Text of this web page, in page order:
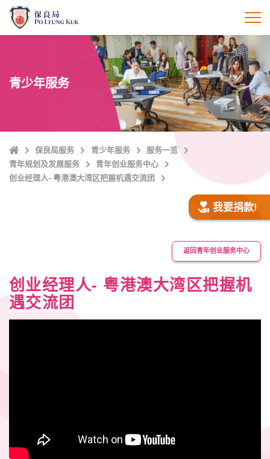
打
青少年服务
Home保良局服务 青少年服务
服务一览
青年规划及发展服务
青年创业服务中心
创业经理人- 粤港澳大湾区把握机遇交流团
我要捐款!
返回青年创业服务中心
创业经理人- 粤港澳大湾区把握机
遇交流团